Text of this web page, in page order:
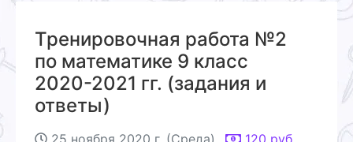
Тренировочная работа №2
по математике 9 класс
2020-2021 гг. (задания и
ответы)
25 ноября 2020 г. (Среда) 120 руб.